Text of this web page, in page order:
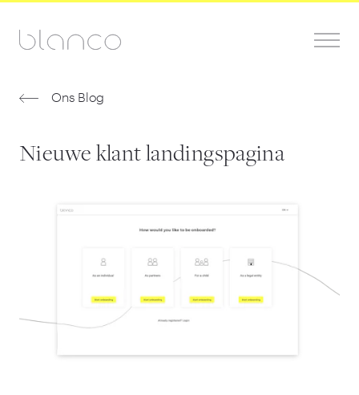
Ons Blog
Nieuwe klant landingspagina